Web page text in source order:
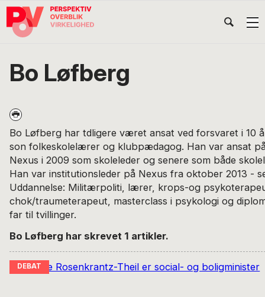
Gå
direkte
navigation
Skip
indhold
Gå
direkte
POV
International
Bo Løfberg
Bo Løfberg har tdligere været ansat ved forsvaret i 10
son folkeskolelærer og klubpædagog. Han var ansat
Nexus i 2009 som skoleleder og senere som både
Han var institutionsleder på Nexus fra oktober 2013 -
Uddannelse: Militærpoliti, lærer, krops-og
chok/traumeterapeut, masterclass i psykologi og
far til tvillinger.
Bo Løfberg har skrevet 1 artikler.